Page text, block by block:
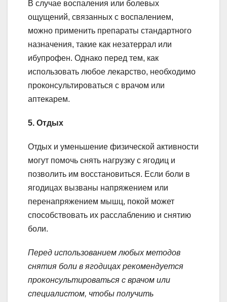
В случае воспаления или болевых
ощущений, связанных с воспалением,
можно применить препараты стандартного
назначения, такие как незатеррал или
ибупрофен. Однако перед тем, как
использовать любое лекарство, необходимо
проконсультироваться с врачом или
аптекарем.
5. Отдых
Отдых и уменьшение физической активности
могут помочь снять нагрузку с ягодиц и
позволить им восстановиться. Если боли в
ягодицах вызваны напряжением или
перенапряжением мышц, покой может
способствовать их расслаблению и снятию
боли.
Перед использованием любых методов
снятия боли в ягодицах рекомендуется
проконсультироваться с врачом или
специалистом, чтобы получить